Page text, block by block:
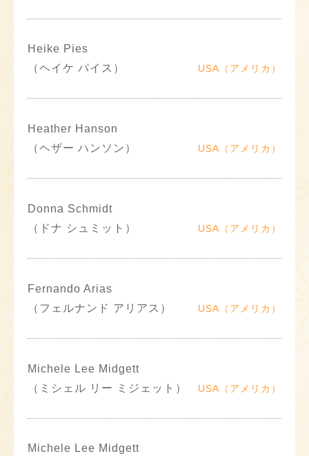
Heike Pies
（ヘイケ パイス）
USA（アメリカ）
Heather Hanson
（ヘザー ハンソン）
USA（アメリカ）
Donna Schmidt
（ドナ シュミット）
USA（アメリカ）
Fernando Arias
（フェルナンド アリアス）
USA（アメリカ）
Michele Lee Midgett
（ミシェル リー ミジェット）
USA（アメリカ）
Michele Lee Midgett